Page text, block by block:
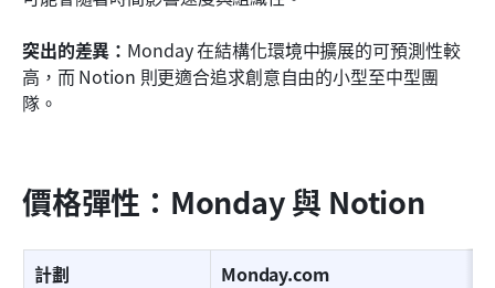
突出的差異： Monday 在結構化環境中擴展的可預測性較
高，而 Notion 則更適合追求創意自由的小型至中型團
隊。
價格彈性：Monday 與 Notion
計劃 Monday.com